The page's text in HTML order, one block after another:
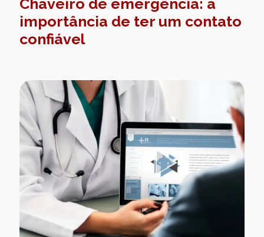
importância de ter um contato
confiável